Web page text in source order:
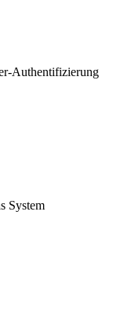
Authentifizierung
System